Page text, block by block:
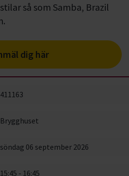
så som Samba, Brazil
dig här
411163
Brygghuset
söndag 06 september 2026
15:45 - 16:45